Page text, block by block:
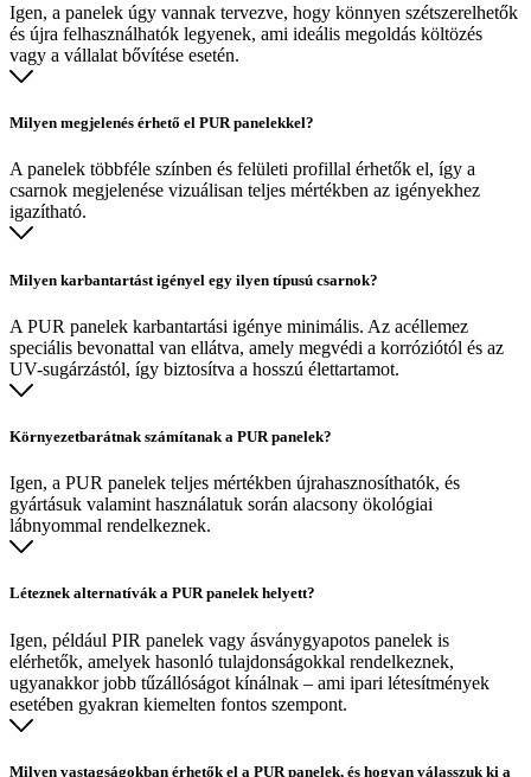
Igen, a panelek úgy vannak tervezve, hogy könnyen szétszerelhetők
és újra felhasználhatók legyenek, ami ideális megoldás költözés
vagy a vállalat bővítése esetén.
Milyen megjelenés érhető el PUR panelekkel?
A panelek többféle színben és felületi profillal érhetők el, így a
csarnok megjelenése vizuálisan teljes mértékben az igényekhez
igazítható.
Milyen karbantartást igényel egy ilyen típusú csarnok?
A PUR panelek karbantartási igénye minimális. Az acéllemez
speciális bevonattal van ellátva, amely megvédi a korróziótól és az
UV-sugárzástól, így biztosítva a hosszú élettartamot.
Környezetbarátnak számítanak a PUR panelek?
Igen, a PUR panelek teljes mértékben újrahasznosíthatók, és
gyártásuk valamint használatuk során alacsony ökológiai
lábnyommal rendelkeznek.
Léteznek alternatívák a PUR panelek helyett?
Igen, például PIR panelek vagy ásványgyapotos panelek is
elérhetők, amelyek hasonló tulajdonságokkal rendelkeznek,
ugyanakkor jobb tűzállóságot kínálnak – ami ipari létesítmények
esetében gyakran kiemelten fontos szempont.
Milyen vastagságokban érhetők el a PUR panelek, és hogyan válasszuk ki a